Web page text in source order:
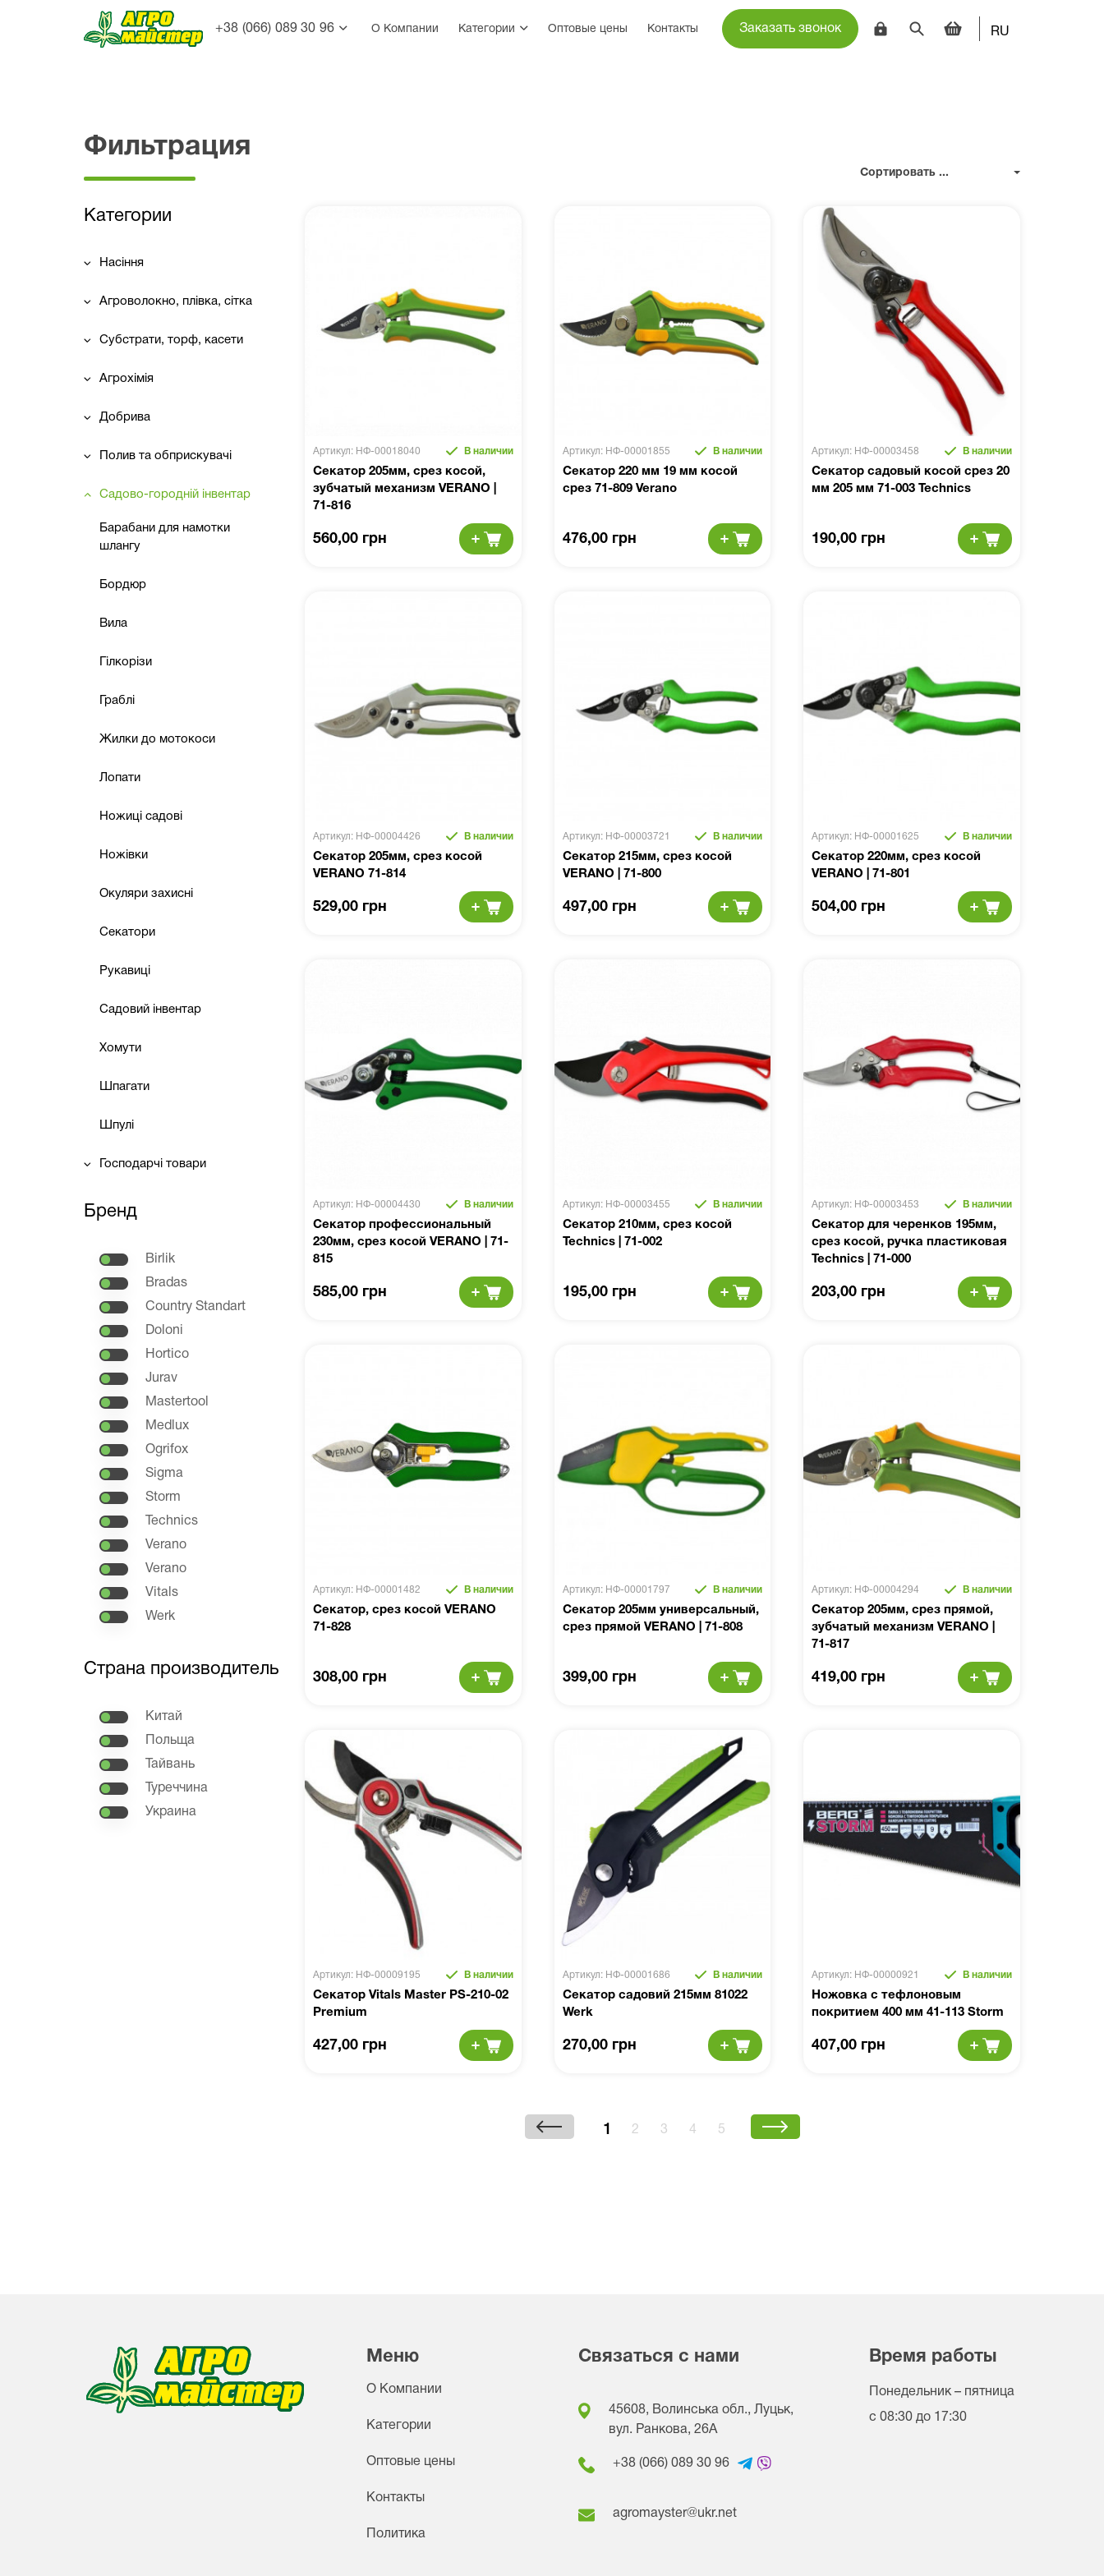
+38 (066) 089 30 96 О Компании Категории Оптовые цены Контакты Заказать звонок RU
Фильтрация
Категории
Насіння
Агроволокно, плівка, сітка
Субстрати, торф, касети
Агрохімія
Добрива
Полив та обприскувачі
Садово-городній інвентар
Барабани для намотки
шлангу
Бордюр
Вила
Гілкорізи
Граблі
Жилки до мотокоси
Лопати
Ножиці садові
Ножівки
Окуляри захисні
Секатори
Рукавиці
Садовий інвентар
Хомути
Шпагати
Шпулі
Господарчі товари
Бренд
Birlik
Bradas
Country Standart
Doloni
Hortico
Jurav
Mastertool
Medlux
Ogrifox
Sigma
Storm
Technics
Verano
Verano
Vitals
Werk
Страна производитель
Китай
Польща
Тайвань
Туреччина
Украина
Сортировать ...
Артикул: НФ-00018040 В наличии
Cекатор 205мм, срез косой,
зубчатый механизм VERANO |
71-816
560,00 грн
Артикул: НФ-00001855 В наличии
Секатор 220 мм 19 мм косой
срез 71-809 Verano
476,00 грн
Артикул: НФ-00003458 В наличии
Секатор садовый косой срез 20
мм 205 мм 71-003 Technics
190,00 грн
Артикул: НФ-00004426 В наличии
Секатор 205мм, срез косой
VERANO 71-814
529,00 грн
Артикул: НФ-00003721 В наличии
Секатор 215мм, срез косой
VERANO | 71-800
497,00 грн
Артикул: НФ-00001625 В наличии
Секатор 220мм, срез косой
VERANO | 71-801
504,00 грн
Артикул: НФ-00004430 В наличии
Секатор профессиональный
230мм, срез косой VERANO | 71-
815
585,00 грн
Артикул: НФ-00003455 В наличии
Секатор 210мм, срез косой
Technics | 71-002
195,00 грн
Артикул: НФ-00003453 В наличии
Секатор для черенков 195мм,
срез косой, ручка пластиковая
Technics | 71-000
203,00 грн
Артикул: НФ-00001482 В наличии
Секатор, срез косой VERANO
71-828
308,00 грн
Артикул: НФ-00001797 В наличии
Секатор 205мм универсальный,
срез прямой VERANO | 71-808
399,00 грн
Артикул: НФ-00004294 В наличии
Секатор 205мм, срез прямой,
зубчатый механизм VERANO |
71-817
419,00 грн
Артикул: НФ-00009195 В наличии
Секатор Vitals Master PS-210-02
Premium
427,00 грн
Артикул: НФ-00001686 В наличии
Секатор садовий 215мм 81022
Werk
270,00 грн
Артикул: НФ-00000921 В наличии
Ножовка c тефлоновым
покритием 400 мм 41-113 Storm
407,00 грн
1 2 3 4 5
Меню
О Компании
Категории
Оптовые цены
Контакты
Политика
Связаться с нами
45608, Волинська обл., Луцьк,
вул. Ранкова, 26A
+38 (066) 089 30 96
agromayster@ukr.net
Время работы
Понедельник – пятница
с 08:30 до 17:30